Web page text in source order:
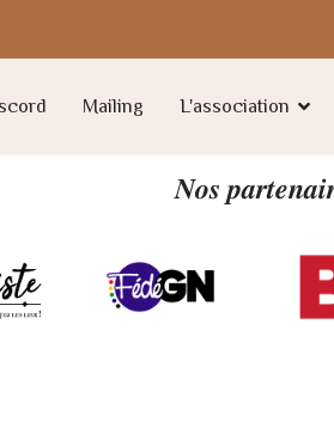
Mailing L'association
𝑵𝒐𝒔